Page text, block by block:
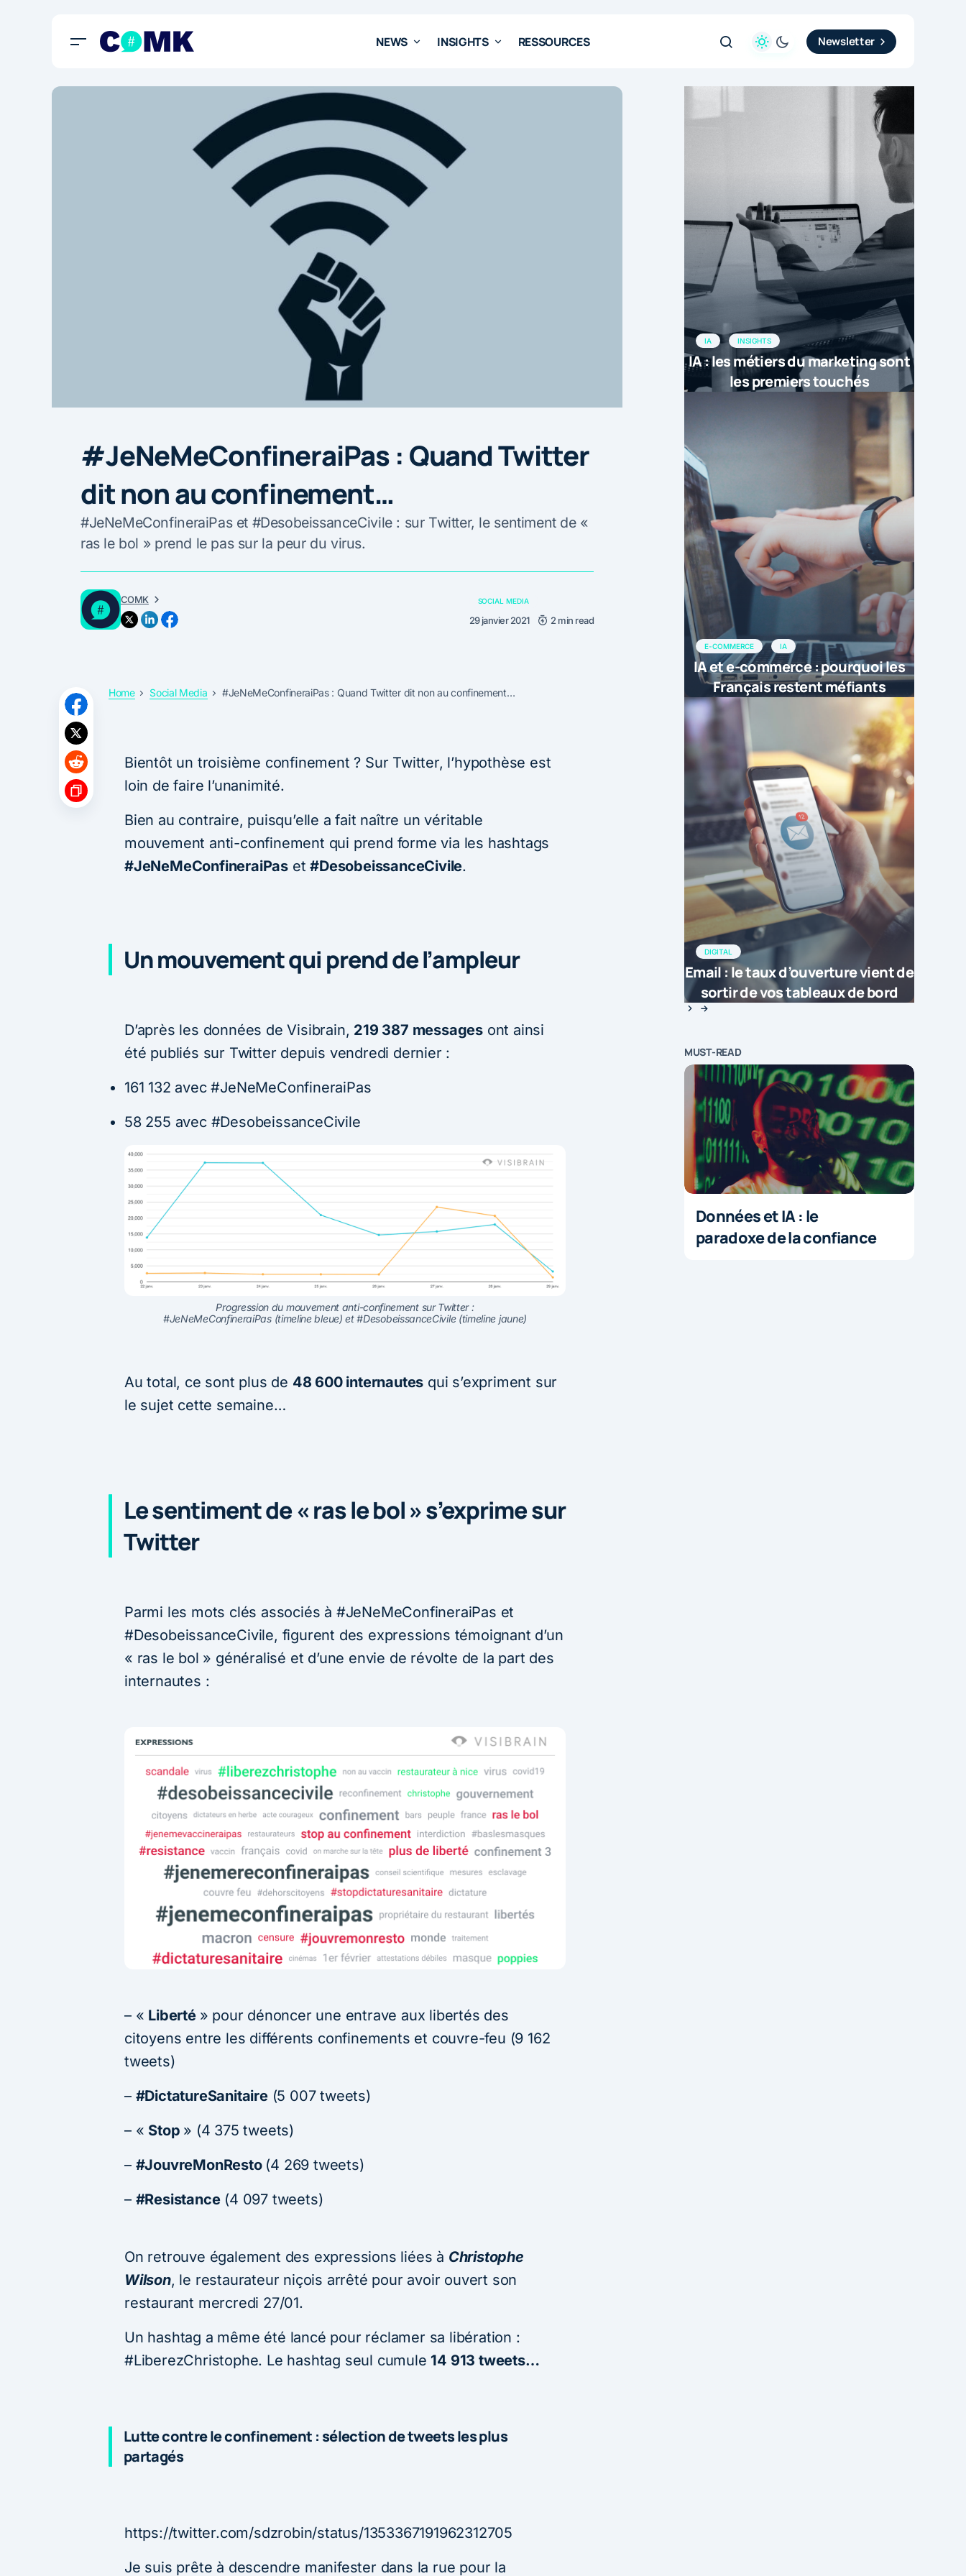
NEWS INSIGHTS RESSOURCES Newsletter
#JeNeMeConfineraiPas : Quand Twitter
dit non au confinement…
#JeNeMeConfineraiPas et #DesobeissanceCivile : sur Twitter, le sentiment de «
ras le bol » prend le pas sur la peur du virus.
COMK SOCIAL MEDIA
29 janvier 2021 2 min read
Home Social Media #JeNeMeConfineraiPas : Quand Twitter dit non au confinement…
Bientôt un troisième confinement ? Sur Twitter, l’hypothèse est
loin de faire l’unanimité.
Bien au contraire, puisqu’elle a fait naître un véritable
mouvement anti-confinement qui prend forme via les hashtags
#JeNeMeConfineraiPas et#DesobeissanceCivile.
Un mouvement qui prend de l’ampleur
D’après les données de Visibrain, 219 387 messages ont ainsi
été publiés sur Twitter depuis vendredi dernier :
161 132 avec #JeNeMeConfineraiPas
58 255 avec #DesobeissanceCivile
Progression du mouvement anti-confinement sur Twitter :
#JeNeMeConfineraiPas (timeline bleue) et #DesobeissanceCivile (timeline jaune)
Au total, ce sont plus de 48 600 internautes qui s’expriment sur
le sujet cette semaine…
Le sentiment de « ras le bol » s’exprime sur
Twitter
Parmi les mots clés associés à #JeNeMeConfineraiPas et
#DesobeissanceCivile, figurent des expressions témoignant d’un
« ras le bol » généralisé et d’une envie de révolte de la part des
internautes :
– « Liberté » pour dénoncer une entrave aux libertés des
citoyens entre les différents confinements et couvre-feu (9 162
tweets)
– #DictatureSanitaire(5 007 tweets)
– « Stop » (4 375 tweets)
– #JouvreMonResto (4 269 tweets)
– #Resistance(4 097 tweets)
On retrouve également des expressions liées à Christophe
Wilson, le restaurateur niçois arrêté pour avoir ouvert son
restaurant mercredi 27/01.
Un hashtag a même été lancé pour réclamer sa libération :
#LiberezChristophe. Le hashtag seul cumule 14 913 tweets…
Lutte contre le confinement : sélection de tweets les plus
partagés
https://twitter.com/sdzrobin/status/1353367191962312705
Je suis prête à descendre manifester dans la rue pour la
IA INSIGHTS
IA : les métiers du marketing sont
les premiers touchés
E-COMMERCE IA
IA et e-commerce : pourquoi les
Français restent méfiants
DIGITAL
Email : le taux d’ouverture vient de
sortir de vos tableaux de bord
MUST-READ
Données et IA : le
paradoxe de la confiance